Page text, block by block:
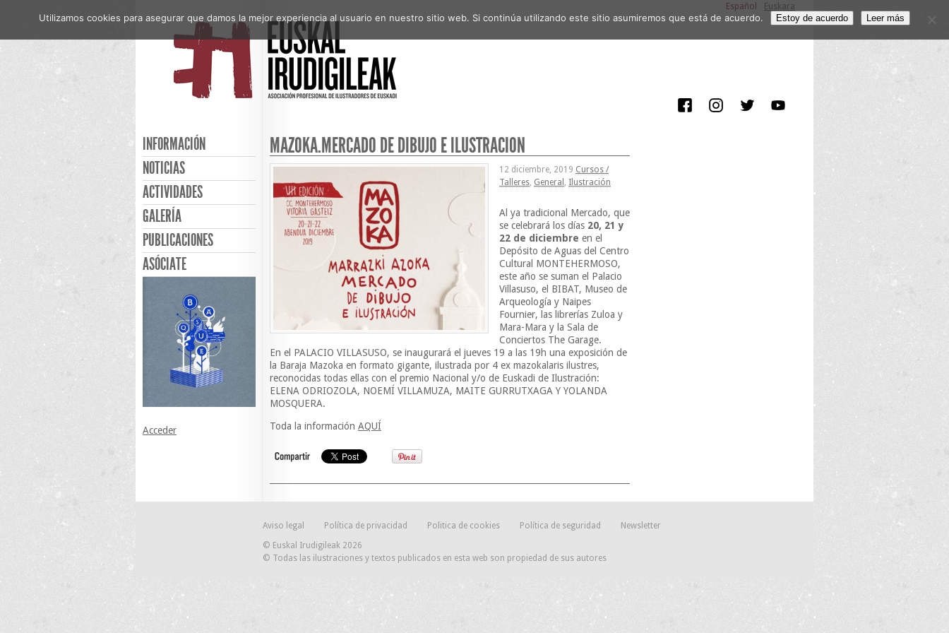
Español Euskara
INFORMACIÓN
NOTICIAS
ACTIVIDADES
GALERÍA
PUBLICACIONES
ASÓCIATE
Acceder
MAZOKA.MERCADO DE DIBUJO E ILUSTRACIÓN
12 diciembre, 2019 Cursos /
Talleres, General , Ilustración
Al ya tradicional Mercado, que
se celebrará los días 20, 21 y
22 de diciembre en el
Depósito de Aguas del Centro
Cultural MONTEHERMOSO,
este año se suman el Palacio
Villasuso, el BIBAT, Museo de
Arqueología y Naipes
Fournier, las librerías Zuloa y
Mara-Mara y la Sala de
Conciertos The Garage.
En el PALACIO VILLASUSO, se inaugurará el jueves 19 a las 19h una exposición de
la Baraja Mazoka en formato gigante, ilustrada por 4 ex mazokalaris ilustres,
reconocidas todas ellas con el premio Nacional y/o de Euskadi de Ilustración:
ELENA ODRIOZOLA, NOEMÍ VILLAMUZA, MAITE GURRUTXAGA Y YOLANDA
MOSQUERA.
Toda la información AQUÍ
Aviso legal Política de privacidad Politica de cookies Política de seguridad
Newsletter
© Euskal Irudigileak 2026
© Todas las ilustraciones y textos publicados en esta web son propiedad de sus autores
Utilizamos cookies para asegurar que damos la mejor experiencia al usuario en nuestro sitio web. Si continúa utilizando este sitio asumiremos que está de acuerdo. Estoy de acuerdo Leer más